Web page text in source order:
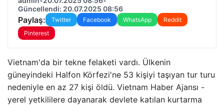
Güncellendi: 20.07.2025 08:56
Paylaş: Twitter Facebook WhatsApp
Reddit
Pinterest
Vietnam'da bir tekne felaketi vardı. Ülkenin
güneyindeki Halfon Körfezi'ne 53 kişiyi taşıyan tur turu
nedeniyle en az 27 kişi öldü. Vietnam Haber Ajansı -
yerel yetkililere dayanarak devlete katılan kurtarma